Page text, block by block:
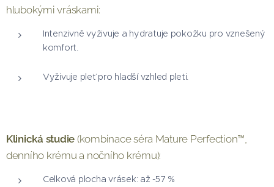
hlubokými vráskami:
Intenzivně vyživuje a hydratuje pokožku pro vznešený
komfort.
Vyživuje pleť pro hladší vzhled pleti.
Klinická studie (kombinace séra Mature Perfection™,
denního krému a nočního krému):
Celková plocha vrásek: až -57 %